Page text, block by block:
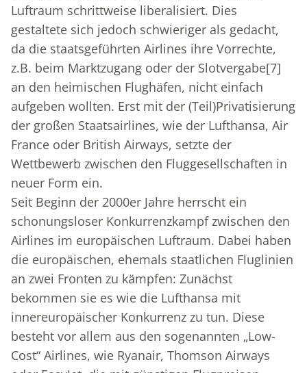
Luftraum schrittweise liberalisiert. Dies
gestaltete sich jedoch schwieriger als gedacht,
da die staatsgeführten Airlines ihre Vorrechte,
z.B. beim Marktzugang oder der Slotvergabe[7]
an den heimischen Flughäfen, nicht einfach
aufgeben wollten. Erst mit der (Teil)Privatisierung
der großen Staatsairlines, wie der Lufthansa, Air
France oder British Airways, setzte der
Wettbewerb zwischen den Fluggesellschaften in
neuer Form ein.
Seit Beginn der 2000er Jahre herrscht ein
schonungsloser Konkurrenzkampf zwischen den
Airlines im europäischen Luftraum. Dabei haben
die europäischen, ehemals staatlichen Fluglinien
an zwei Fronten zu kämpfen: Zunächst
bekommen sie es wie die Lufthansa mit
innereuropäischer Konkurrenz zu tun. Diese
besteht vor allem aus den sogenannten „Low-
Cost“ Airlines, wie Ryanair, Thomson Airways